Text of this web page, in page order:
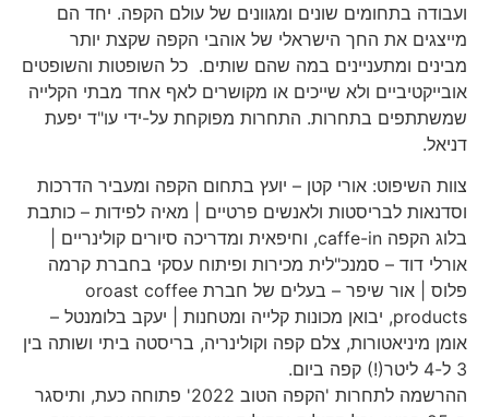
ועבודה בתחומים שונים ומגוונים של עולם הקפה. יחד הם
מייצגים את החך הישראלי של אוהבי הקפה שקצת יותר
מבינים ומתעניינים במה שהם שותים. כל השופטות והשופטים
אובייקטיביים ולא שייכים או מקושרים לאף אחד מבתי הקלייה
שמשתתפים בתחרות. התחרות מפוקחת על-ידי עו"ד יפעת
דניאל.
צוות השיפוט: אורי קטן – יועץ בתחום הקפה ומעביר הדרכות
וסדנאות לבריסטות ולאנשים פרטיים | מאיה לפידות – כותבת
בלוג הקפה caffe-in, וחיפאית ומדריכה סיורים קולינריים |
אורלי דוד – סמנכ"לית מכירות ופיתוח עסקי בחברת קרמה
פלוס | אור שיפר – בעלים של חברת oroast coffee
products, יבואן מכונות קלייה ומטחנות | יעקב בלומנטל –
אומן מיניאטורות, צלם קפה וקולינריה, בריסטה ביתי ושותה בין
ההרשמה לתחרות 'הקפה הטוב 2022' פתוחה כעת, ותיסגר